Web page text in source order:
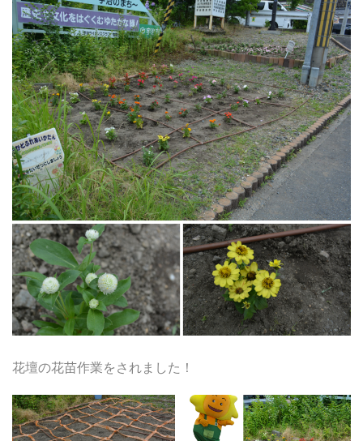
花壇の花苗作業をされました！